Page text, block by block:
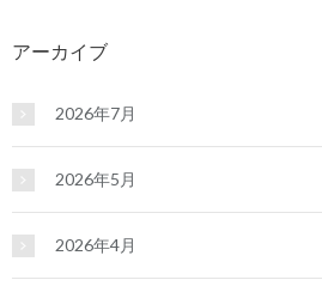
アーカイブ
2026年7月
2026年5月
2026年4月